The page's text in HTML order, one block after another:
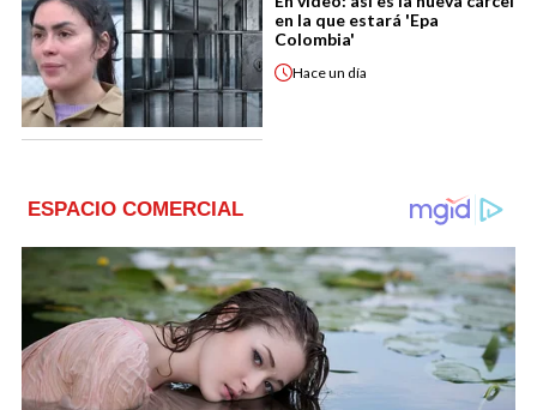
en la que estará 'Epa
Colombia'
Haceun día